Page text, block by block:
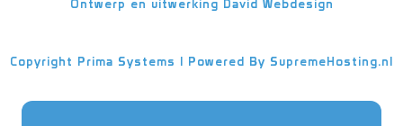
Ontwerp en uitwerking David Webdesign
Copyright Prima Systems | Powered By SupremeHosting.nl